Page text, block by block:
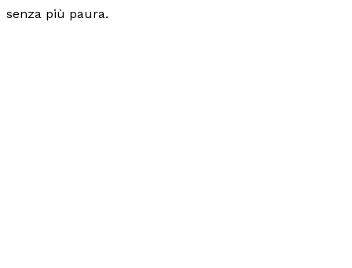
senza più paura.